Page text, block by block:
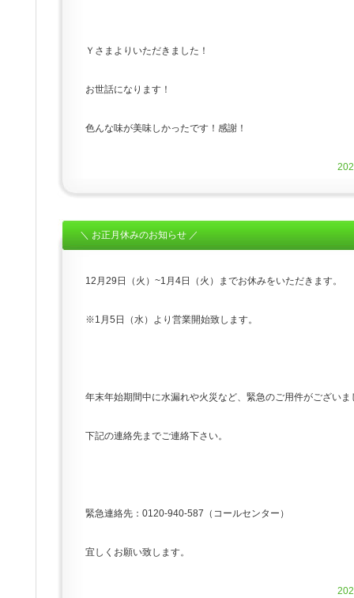
Ｙさまよりいただきました！
お世話になります！
色んな味が美味しかったです！感謝！
＼ お正月休みのお知らせ ／
12月29日（火）~1月4日（火）までお休みをいただきます。
※1月5日（水）より営業開始致します。
年末年始期間中に水漏れや火災など、緊急のご用件がございま
下記の連絡先までご連絡下さい。
緊急連絡先：0120-940-587（コールセンター）
宜しくお願い致します。